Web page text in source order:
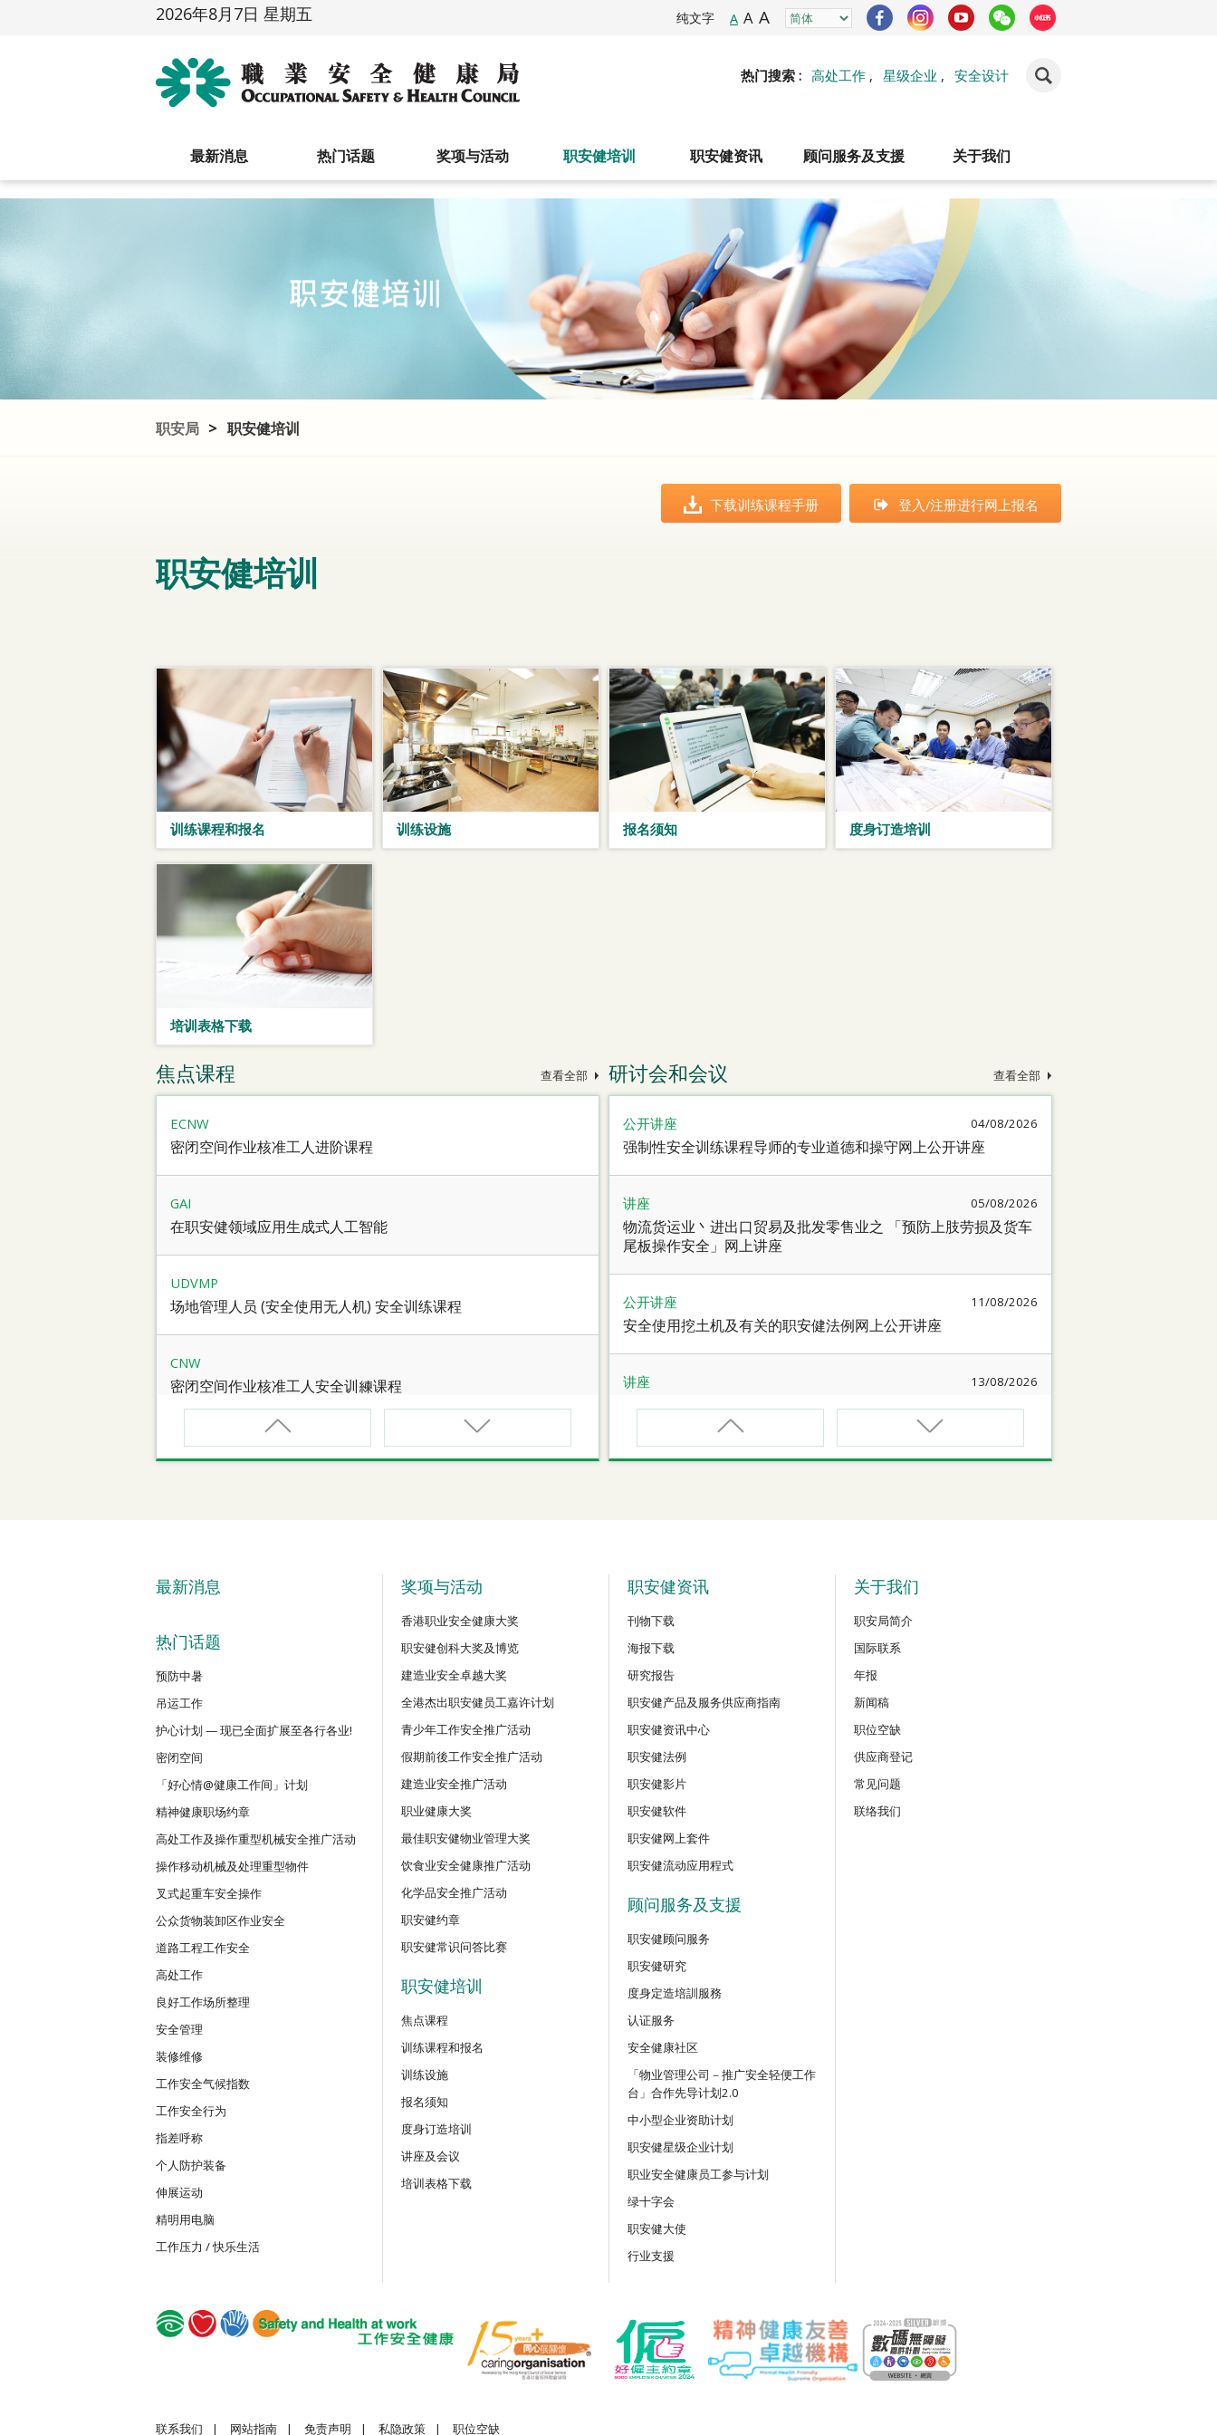
2026年8月7日 星期五 纯文字 A A A
热门搜索 : 高处工作 , 星级企业 , 安全设计
最新消息 热门话题 奖项与活动 职安健培训 职安健资讯 顾问服务及支援 关于我们
职安局 > 职安健培训
下载训练课程手册 登入/注册进行网上报名
职安健培训
训练课程和报名 训练设施 报名须知 度身订造培训
培训表格下载
焦点课程 查看全部
ECNW
密闭空间作业核准工人进阶课程
GAI
在职安健领域应用生成式人工智能
UDVMP
场地管理人员 (安全使用无人机) 安全训练课程
CNW
密闭空间作业核准工人安全训練课程
CNW(R)
密闭空间作业核准工人安全训練重新甄审资格课程
CN
密闭空间作业合资格人士安全训練课程
CN(R)
密闭空间作业合资格人士安全训练重新甄审资格课程
CNVMP
场地管理人员（密闭空间工作）安全训练课程
EVCAR
电动车维修安全课程
MCBD
内地跨境货车司机基本安全训练课程（建筑工程）
MICM
组装合成建筑工程管理人员训练课程
MICW
组装合成建筑工程工作安全训练课程
TST
安全使用可伸缩工作台
TSTC
GWS
建造业普通工人的基本安全
研讨会和会议 查看全部
公开讲座 04/08/2026
强制性安全训练课程导师的专业道德和操守网上公开讲座
讲座 05/08/2026
物流货运业丶进出口贸易及批发零售业之 「预防上肢劳损及货车
尾板操作安全」网上讲座
公开讲座 11/08/2026
安全使用挖土机及有关的职安健法例网上公开讲座
讲座 13/08/2026
职业健康大奬2026-27网上简介会暨讲座
讲座 17/08/2026
危险品的安全规管与危险物质相关规例网上公开讲座
好』减压法的科学减压之道」网上讲座
讲座
【护心计划/好心情@健康工作间】重拾健康由「戒烟」做起：认
识吸烟害处与戒烟攻略网上讲座
公开讲座
密闭空间工作的职安健及相关的职安健法例网上公开讲座
公开讲座
安全主任的专业道德和诚信网上公开讲座
公开讲座
「使用链锯安全指南：识别风险及预防事故」网上讲座
讲座
吊运及负荷物移动机械安全：意外个案分析丶验收检测丶安全实
务与创新科技应用网上讲座
公开讲座
《竹棚架工作安全守则》及相关的职安健法例网上公开讲座
公开讲座
最新消息
热门话题
预防中暑
吊运工作
护心计划 — 现已全面扩展至各行各业!
密闭空间
「好心情@健康工作间」计划
精神健康职场约章
高处工作及操作重型机械安全推广活动
操作移动机械及处理重型物件
叉式起重车安全操作
公众货物装卸区作业安全
道路工程工作安全
高处工作
良好工作场所整理
安全管理
装修维修
工作安全气候指数
工作安全行为
指差呼称
个人防护装备
伸展运动
精明用电脑
工作压力 / 快乐生活
奖项与活动
香港职业安全健康大奖
职安健创科大奖及博览
建造业安全卓越大奖
全港杰出职安健员工嘉许计划
青少年工作安全推广活动
假期前後工作安全推广活动
建造业安全推广活动
职业健康大奖
最佳职安健物业管理大奖
饮食业安全健康推广活动
化学品安全推广活动
职安健约章
职安健常识问答比赛
职安健培训
焦点课程
训练课程和报名
训练设施
报名须知
度身订造培训
讲座及会议
培训表格下载
职安健资讯
刊物下载
海报下载
研究报告
职安健产品及服务供应商指南
职安健资讯中心
职安健法例
职安健影片
职安健软件
职安健网上套件
职安健流动应用程式
顾问服务及支援
职安健顾问服务
职安健研究
度身定造培訓服務
认证服务
安全健康社区
「物业管理公司－推广安全轻便工作
台」合作先导计划2.0
中小型企业资助计划
职安健星级企业计划
职业安全健康员工参与计划
绿十字会
职安健大使
行业支援
关于我们
职安局简介
国际联系
年报
新闻稿
职位空缺
供应商登记
常见问题
联络我们
联系我们 | 网站指南 | 免责声明 | 私隐政策 | 职位空缺